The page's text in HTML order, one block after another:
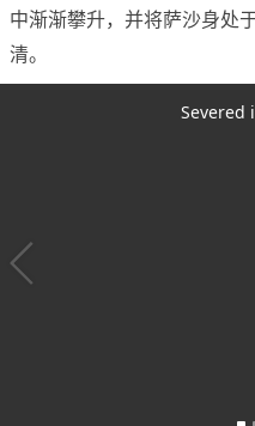
中渐渐攀升，并将萨沙身处
清。
Severed